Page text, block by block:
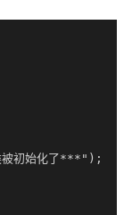
初始化了***");